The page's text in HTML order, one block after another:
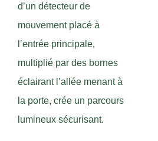
d’un détecteur de
mouvement placé à
l’entrée principale,
multiplié par des bornes
éclairant l’allée menant à
la porte, crée un parcours
lumineux sécurisant.